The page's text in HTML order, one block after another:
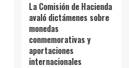
La Comisión de Hacienda
avaló dictámenes sobre
monedas
conmemorativas y
aportaciones
internacionales